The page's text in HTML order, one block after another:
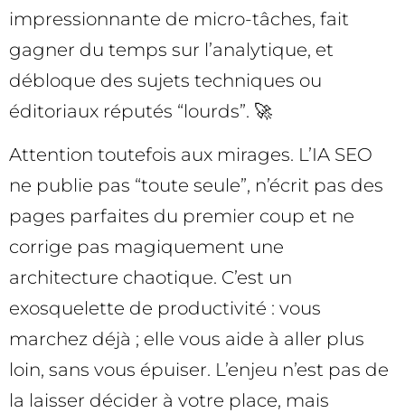
impressionnante de micro-tâches, fait
gagner du temps sur l’analytique, et
débloque des sujets techniques ou
éditoriaux réputés “lourds”. 🚀
Attention toutefois aux mirages. L’IA SEO
ne publie pas “toute seule”, n’écrit pas des
pages parfaites du premier coup et ne
corrige pas magiquement une
architecture chaotique. C’est un
exosquelette de productivité : vous
marchez déjà ; elle vous aide à aller plus
loin, sans vous épuiser. L’enjeu n’est pas de
la laisser décider à votre place, mais